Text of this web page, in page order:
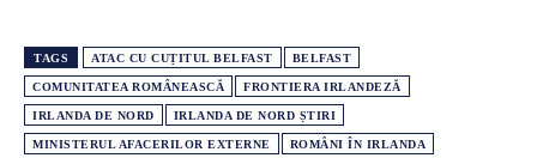
TAGS ATAC CU CUȚITUL BELFAST BELFAST
COMUNITATEA ROMÂNEASCĂ FRONTIERA IRLANDEZĂ
IRLANDA DE NORD IRLANDA DE NORD ȘTIRI
MINISTERUL AFACERILOR EXTERNE ROMÂNI ÎN IRLANDA